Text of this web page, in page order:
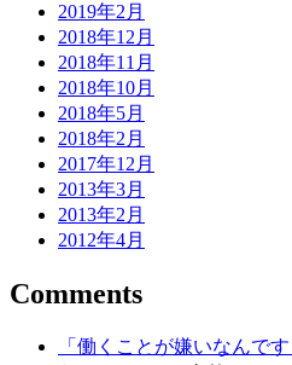
2019年2月
2018年12月
2018年11月
2018年10月
2018年5月
2018年2月
2017年12月
2013年3月
2013年2月
2012年4月
Comments
「働くことが嫌いなんで